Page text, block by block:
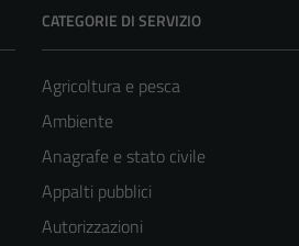
CATEGORIE DI SERVIZIO
Agricoltura e pesca
Ambiente
Anagrafe e stato civile
Appalti pubblici
Autorizzazioni